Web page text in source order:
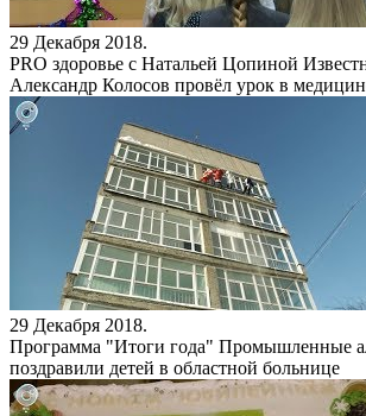
29 Декабря 2018.
PRO здоровье с Натальей Цопиной
Александр Колосов провёл урок в
29 Декабря 2018.
Программа "Итоги года" Промышленные
поздравили детей в областной больнице